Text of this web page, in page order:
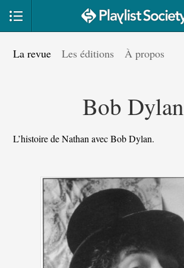
La revue Les éditions À propos
Bob Dylan
L’histoire de Nathan avec Bob Dylan.